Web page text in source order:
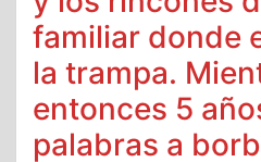
familiar donde
la trampa.
entonces 5
palabras a